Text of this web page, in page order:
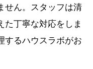
せん。スタッフは清
丁寧な対応をしま
するハウスラボがお